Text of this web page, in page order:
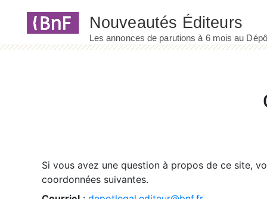
Si vous avez une question à propos de ce site,
coordonnées suivantes.